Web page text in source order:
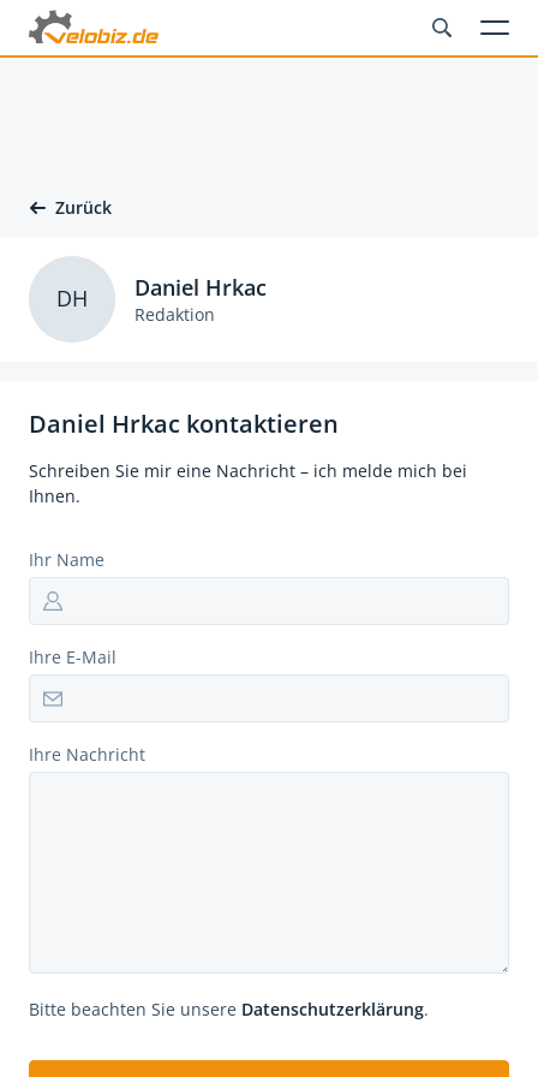
Zurück
Daniel Hrkac kontaktieren
Schreiben Sie mir eine Nachricht – ich melde mich bei
Ihnen.
Ihr Name
Ihre E-Mail
Ihre Nachricht
Bitte beachten Sie unsere Datenschutzerklärung.
DH Daniel Hrkac
Redaktion